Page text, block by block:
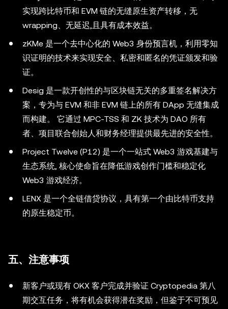
实现跨比特币和 EVM 链的无缝原生资产转移，无
wrapping、无延迟,且具有成本效益。
zKMe 是一个去中心化的 Web3 身份预言机，利用零知
识证明的技术来实现安全、私密和匿名的凭证颁发和验
证。
Desig 是一款开创性的与区块链无关的多重签名解决方
案，专为与 EVM 和非 EVM 链上的所有 DApp 无缝集成
而构建。 它通过 MPC-TSS 和 ZK 技术为 DAO 所有
者、项目联合创始人和财务经理提供最先进的安全性。
Project Twelve (P12) 是一个一站式 Web3 游戏基建与
生态系统, 核心使命旨在降低游戏创作门槛和稳定化
Web3 游戏经济。
LENX 是一个全链借贷协议，具有第一个由比特币支持
的原生稳定币。
五、注意事项
新客户或现有 OKX 客户完成并验证 Cryptopedia 第八
期交互任务，将有机会获得潜在奖励，但鉴于不可预见